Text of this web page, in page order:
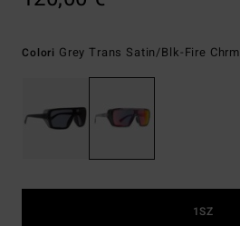
Colori Grey Trans Satin/blk-Fire Chrm
1SZ